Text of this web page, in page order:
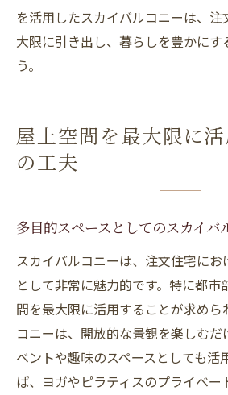
を活用したスカイバルコニーは、
大限に引き出し、暮らしを豊かにす
う。
屋上空間を最大限に
の工夫
多目的スペースとしてのスカイバ
スカイバルコニーは、注文住宅にお
として非常に魅力的です。特に都市
間を最大限に活用することが求めら
コニーは、開放的な景観を楽しむだ
ベントや趣味のスペースとしても活
ば、ヨガやピラティスのプライベー